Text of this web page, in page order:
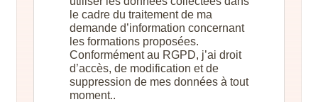
le cadre du traitement de ma
demande d’information concernant
les formations proposées.
Conformément au RGPD, j’ai droit
d’accès, de modification et de
suppression de mes données à tout
moment..